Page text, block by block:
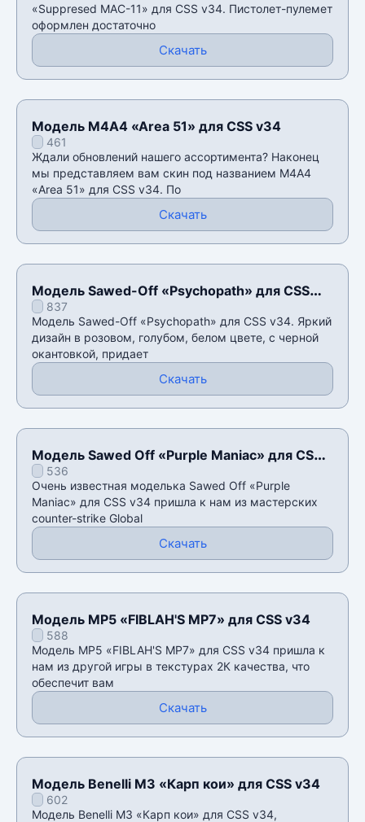
«Suppresed MAC-11» для CSS v34. Пистолет-пулемет
оформлен достаточно
Скачать
Модель М4А4 «Area 51» для CSS v34
461
Ждали обновлений нашего ассортимента? Наконец
мы представляем вам скин под названием М4А4
«Area 51» для CSS v34. По
Скачать
Модель Sawed-Off «Psychopath» для CSS
v34837
Модель Sawed-Off «Psychopath» для CSS v34. Яркий
дизайн в розовом, голубом, белом цвете, с черной
окантовкой, придает
Скачать
Модель Sawed Off «Purple Maniac» для CSS
v34536
Очень известная моделька Sawed Off «Purple
Maniac» для CSS v34 пришла к нам из мастерских
counter-strike Global
Скачать
Модель MP5 «FIBLAH'S MP7» для CSS v34
588
Модель MP5 «FIBLAH'S MP7» для CSS v34 пришла к
нам из другой игры в текстурах 2К качества, что
обеспечит вам
Скачать
Модель Benelli M3 «Карп кои» для CSS v34
602
Модель Benelli M3 «Карп кои» для CSS v34,